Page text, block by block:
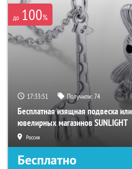
до 100%
17:33:50 Получили:74
Бесплатная изящная подвеска
ювелирных магазинов SUNLIGHT
Россия
Бесплатно